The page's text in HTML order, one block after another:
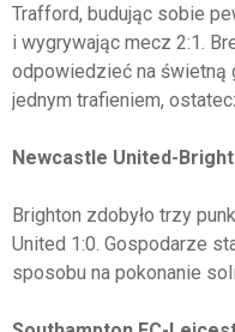
Trafford, budując sobie
i wygrywając mecz 2:1.
odpowiedzieć na świetną
jednym trafieniem,
Newcastle United-
Brighton zdobyło trzy
United 1:0. Gospodarze
sposobu na pokonanie